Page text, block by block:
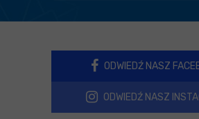
ODWIEDŹ NASZ
ODWIEDŹ NASZ